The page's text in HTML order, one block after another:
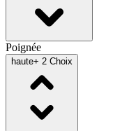
Poignée
haute+ 2 Choix